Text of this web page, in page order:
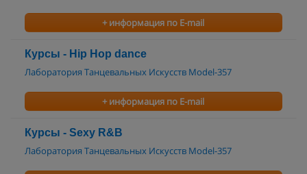
+ информация по E-mail
Курсы - Hip Hop dance
Лаборатория Танцевальных Искусств Model-357
+ информация по E-mail
Курсы - Sexy R&B
Лаборатория Танцевальных Искусств Model-357